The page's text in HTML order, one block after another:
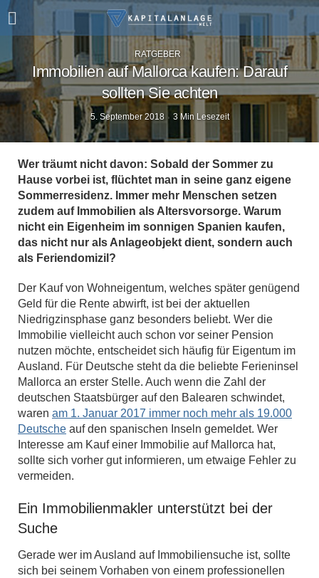
RATGEBER
Immobilien auf Mallorca kaufen: Darauf
sollten Sie achten
5. September 2018 3 Min Lesezeit
Wer träumt nicht davon: Sobald der Sommer zu
Hause vorbei ist, flüchtet man in seine ganz eigene
Sommerresidenz. Immer mehr Menschen setzen
zudem auf Immobilien als Altersvorsorge. Warum
nicht ein Eigenheim im sonnigen Spanien kaufen,
das nicht nur als Anlageobjekt dient, sondern auch
als Feriendomizil?
Der Kauf von Wohneigentum, welches später genügend
Geld für die Rente abwirft, ist bei der aktuellen
Niedrigzinsphase ganz besonders beliebt. Wer die
Immobilie vielleicht auch schon vor seiner Pension
nutzen möchte, entscheidet sich häufig für Eigentum im
Ausland. Für Deutsche steht da die beliebte Ferieninsel
Mallorca an erster Stelle. Auch wenn die Zahl der
deutschen Staatsbürger auf den Balearen schwindet,
waren am 1. Januar 2017 immer noch mehr als 19.000
Deutsche auf den spanischen Inseln gemeldet. Wer
Interesse am Kauf einer Immobilie auf Mallorca hat,
sollte sich vorher gut informieren, um etwaige Fehler zu
vermeiden.
Ein Immobilienmakler unterstützt bei der
Suche
Gerade wer im Ausland auf Immobiliensuche ist, sollte
sich bei seinem Vorhaben von einem professionellen